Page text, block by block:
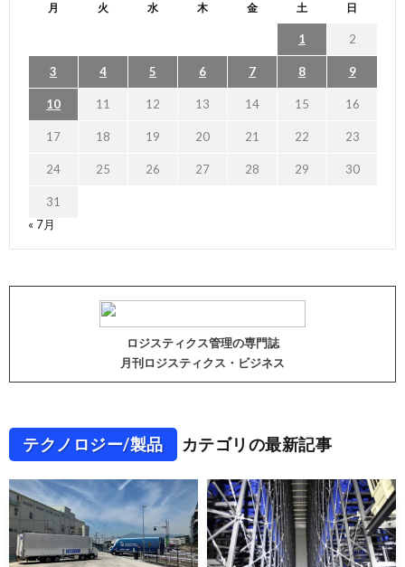
月 火 水 木 金 土 日
1 2
3 4 5 6 7 8 9
10 11 12 13 14 15 16
17 18 19 20 21 22 23
24 25 26 27 28 29 30
31
« 7月
ロジスティクス管理の専門誌
月刊ロジスティクス・ビジネス
テクノロジー/製品 カテゴリの最新記事